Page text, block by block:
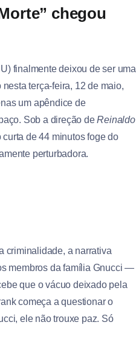
chegou
finalmente deixou de ser uma
terça-feira, 12 de maio,
um apêndice de
Sob a direção deReinaldo
curta de 44 minutos foge do
perturbadora.
criminalidade, a narrativa
membros da família Gnucci —
que o vácuo deixado pela
começa a questionar o
ele não trouxe paz. Só